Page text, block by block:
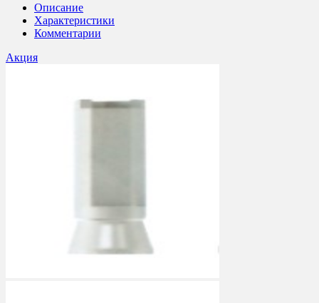
Описание
Характеристики
Комментарии
Акция